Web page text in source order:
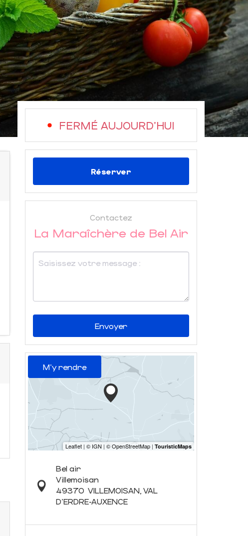
FERMÉ AUJOURD'HUI
Réserver
Contactez
La Maraîchère de Bel Air
Envoyer
M'y rendre
Bel air
Villemoisan
49370 VILLEMOISAN, VAL
D'ERDRE-AUXENCE